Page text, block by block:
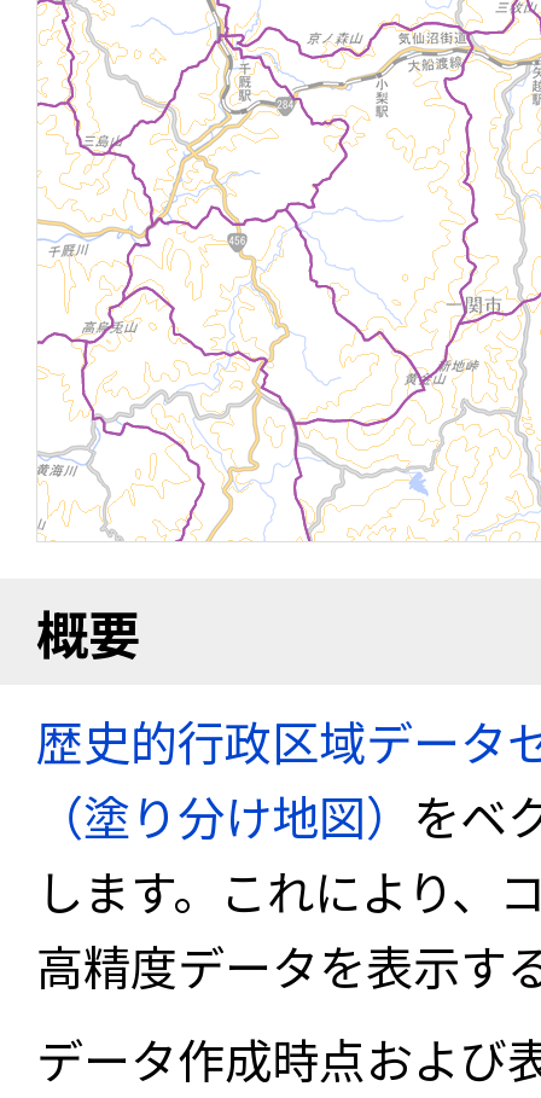
概要
歴史的行政区域データ
（塗り分け地図） をベ
します。これにより、
高精度データを表示す
データ作成時点および